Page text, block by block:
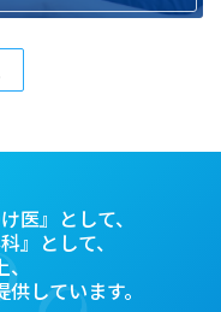
医』として、
』として、
しています。